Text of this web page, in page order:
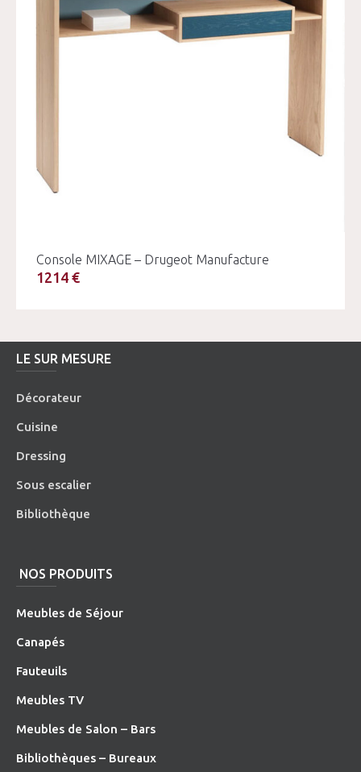
Console MIXAGE – Drugeot Manufacture
1214 €
LE SUR MESURE
Décorateur
Cuisine
Dressing
Sous escalier
Bibliothèque
NOS PRODUITS
Meubles de Séjour
Canapés
Fauteuils
Meubles TV
Meubles de Salon – Bars
Bibliothèques – Bureaux